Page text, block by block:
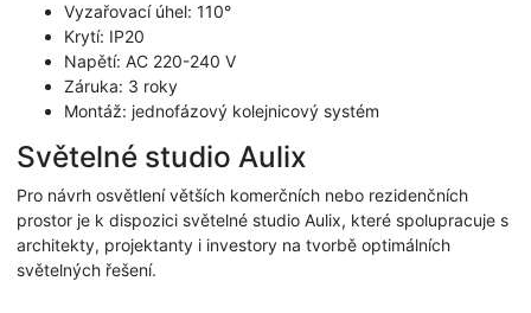
Vyzařovací úhel: 110°
Krytí: IP20
Napětí: AC 220-240 V
Záruka: 3 roky
Montáž: jednofázový kolejnicový systém
Světelné studio Aulix
Pro návrh osvětlení větších komerčních nebo rezidenčních
prostor je k dispozici světelné studio Aulix, které spolupracuje s
architekty, projektanty i investory na tvorbě optimálních
světelných řešení.